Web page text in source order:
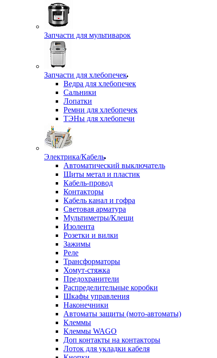
Запчасти для мультиварок
Запчасти для хлебопечек
Ведра для хлебопечек
Сальники
Лопатки
Ремни для хлебопечек
ТЭНы для хлебопечи
Электрика/Кабель
Автоматический выключатель
Щиты метал и пластик
Кабель-провод
Контакторы
Кабель канал и гофра
Световая арматура
Мультиметры/Клещи
Изолента
Розетки и вилки
Зажимы
Реле
Трансформаторы
Хомут-стяжка
Предохранители
Распределительные коробки
Шкафы управления
Наконечники
Автоматы защиты (мото-автоматы)
Клеммы
Клеммы WAGO
Доп контакты на контакторы
Лоток для укладки кабеля